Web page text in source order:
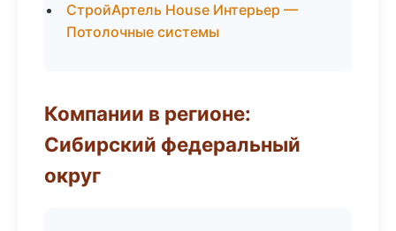
СтройАртель House Интерьер —
Потолочные системы
Компании в регионе:
Сибирский федеральный
округ